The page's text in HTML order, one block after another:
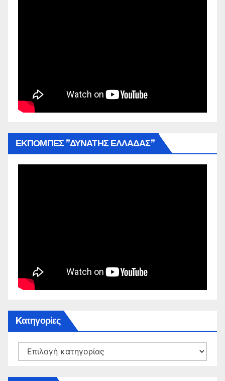
ΕΚΠΟΜΠΕΣ ”ΔΥΝΑΤΗΣ ΕΛΛΑΔΑΣ”
Kατηγορίες
Kατηγορίες